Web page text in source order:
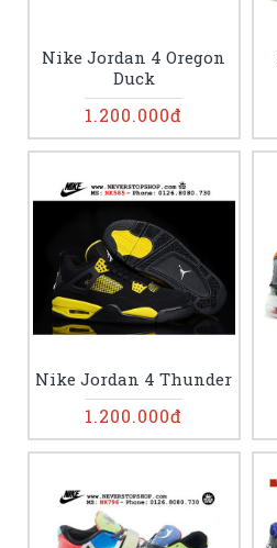
Nike Jordan 4 Oregon
Duck
1.200.000đ
Nike Jordan 4 Thunder
1.200.000đ